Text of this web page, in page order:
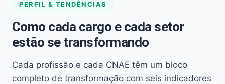
PERFIL & TENDÊNCIAS
Como cada cargo e cada setor
estão se transformando
Cada profissão e cada CNAE têm um bloco
completo de transformação com seis indicadores